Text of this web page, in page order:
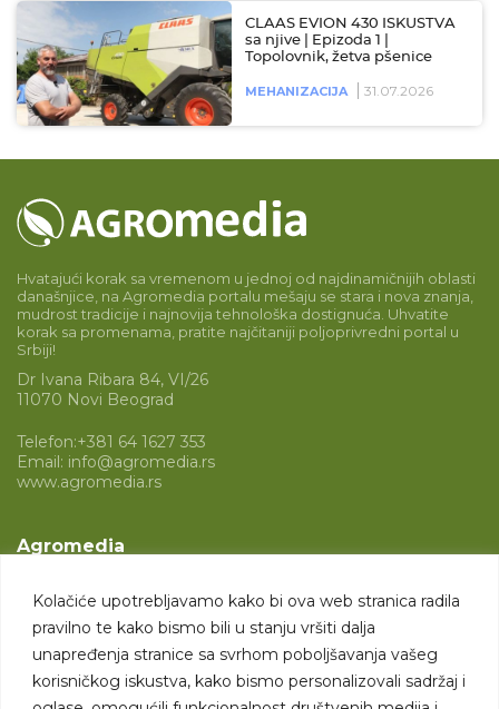
Kolačiće upotrebljavamo kako bi ova web stranica radila
pravilno te kako bismo bili u stanju vršiti dalja
unapređenja stranice sa svrhom poboljšavanja vašeg
korisničkog iskustva, kako bismo personalizovali sadržaj i
CLAAS EVION 430 ISKUSTVA
sa njive | Epizoda 1 |
Topolovnik, žetva pšenice
MEHANIZACIJA 31.07.2026
Hvatajući korak sa vremenom u jednoj od najdinamičnijih oblasti
današnjice, na Agromedia portalu mešaju se stara i nova znanja,
mudrost tradicije i najnovija tehnološka dostignuća. Uhvatite
korak sa promenama, pratite najčitaniji poljoprivredni portal u
Srbiji!
Dr Ivana Ribara 84, VI/26
11070 Novi Beograd
Telefon:+381 64 1627 353
Email: info@agromedia.rs
www.agromedia.rs
Agromedia
Svet poljoprivrede
Marketing usluge
Tražimo saradnike